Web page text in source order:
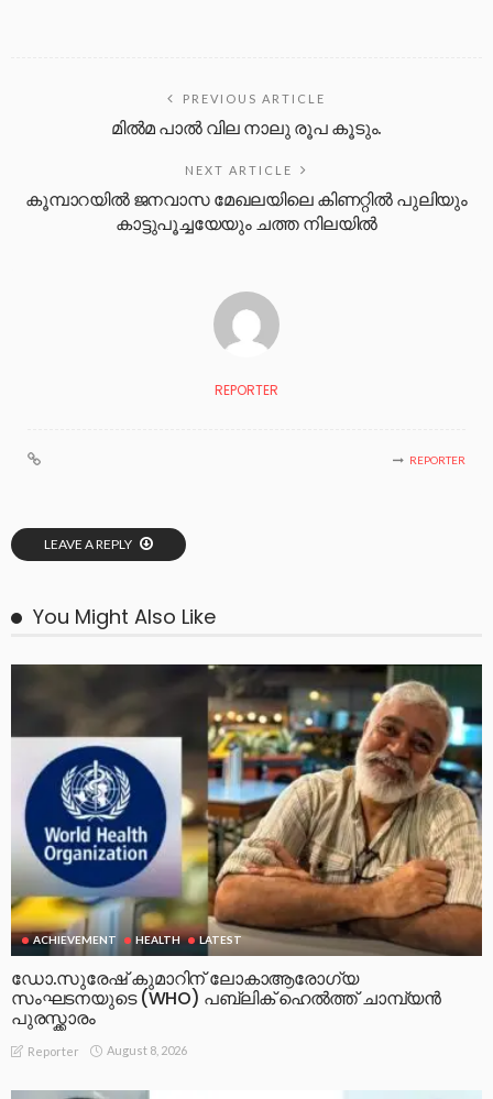
PREVIOUS ARTICLE
മിൽമ പാല്‍ വില നാലു രൂപ കൂടും.
NEXT ARTICLE
കൂമ്പാറയിൽ ജനവാസ മേഖലയിലെ കിണറ്റിൽ പുലിയും
കാട്ടുപൂച്ചയേയും ചത്ത നിലയിൽ
REPORTER
REPORTER
LEAVE A REPLY
You Might Also Like
ACHIEVEMENT HEALTH LATEST
ഡോ.സുരേഷ് കുമാറിന് ലോകാആരോഗ്യ
സംഘടനയുടെ (WHO) പബ്ലിക് ഹെൽത്ത് ചാമ്പ്യൻ
പുരസ്ക്കാരം
Reporter August 8, 2026